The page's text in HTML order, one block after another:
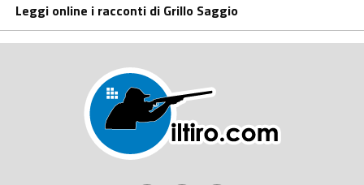
Leggi online i racconti di Grillo Saggio